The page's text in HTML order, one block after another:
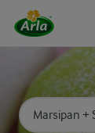
Sök på